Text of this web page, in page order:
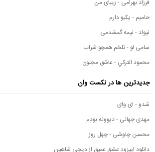
فرزاد بهرامی - زیبای من
حامیم - یکیو دارم
نیواد - نیمه گمشدمی
سامی لو - تلخم همچو شراب
محمود التركي - عاشق مجنون
جدیدترین ها در نکست وان
شدو - ای وای
مهدی جهانی - دیوونه بودم
محسن چاوشی - چهل روز
دانلود اپیزود عشق عمیق از دیجی شاهین